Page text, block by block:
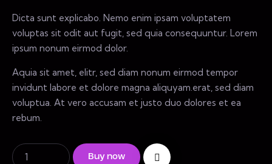
Dicta sunt explicabo. Nemo enim ipsam voluptatem
voluptas sit odit aut fugit, sed quia consequuntur. Lorem
ipsum nonum eirmod dolor.
Aquia sit amet, elitr, sed diam nonum eirmod tempor
invidunt labore et dolore magna aliquyam.erat, sed diam
voluptua. At vero accusam et justo duo dolores et ea
rebum.
Buy now